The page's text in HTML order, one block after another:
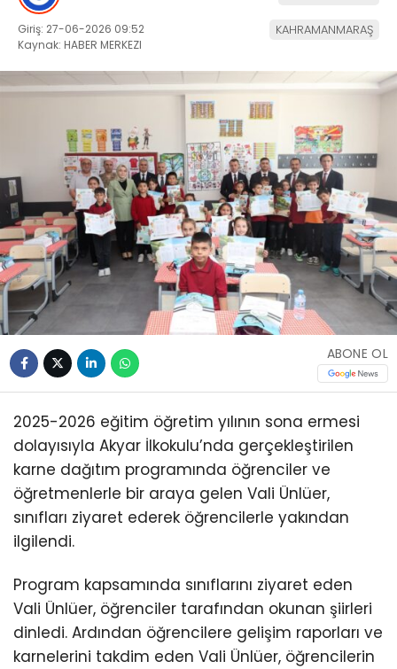
Giriş: 27-06-2026 09:52
Kaynak: HABER MERKEZI
KAHRAMANMARAŞ
ABONE OL
2025-2026 eğitim öğretim yılının sona ermesi
dolayısıyla Akyar İlkokulu’nda gerçekleştirilen
karne dağıtım programında öğrenciler ve
öğretmenlerle bir araya gelen Vali Ünlüer,
sınıfları ziyaret ederek öğrencilerle yakından
ilgilendi.
Program kapsamında sınıflarını ziyaret eden
Vali Ünlüer, öğrenciler tarafından okunan şiirleri
dinledi. Ardından öğrencilere gelişim raporları ve
karnelerini takdim eden Vali Ünlüer, öğrencilerin